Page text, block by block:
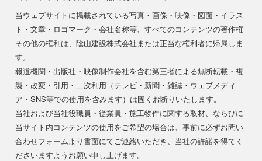
当ウェブサイトに掲載されている写真・画像・映像・図面・イラス
ト・文章・ロゴマーク・会社名称等、すべてのコンテンツの著作権
その他の権利は、隂山建設株式会社または正当な権利者に帰属しま
す。
報道機関・出版社・映像制作会社を含む第三者による無断転載・複
製・改変・引用・二次利用（テレビ・新聞・雑誌・ウェブメディ
ア・SNS等での使用を含みます）は固くお断りいたします。
当社および当社役職員・従業員・施工物件に関する取材、ならびに
当サイト内コンテンツの使用をご希望の場合は、事前に必ずお問い
合わせフォームより書面にてご連絡いただき、当社の許諾を得てく
ださいますようお願い申し上げます。